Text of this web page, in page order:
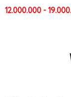
12.000.000 -